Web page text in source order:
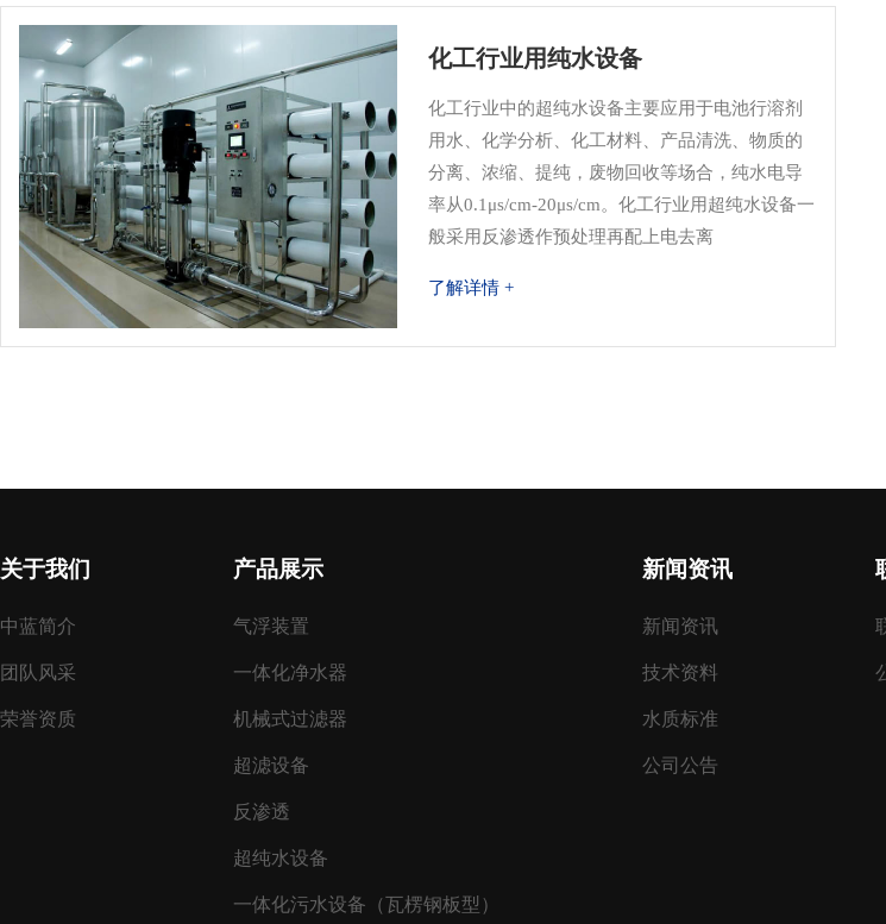
化工行业用纯水设备
化工行业中的超纯水设备主要应用于电池行溶剂
用水、化学分析、化工材料、产品清洗、物质的
分离、浓缩、提纯，废物回收等场合，纯水电导
率从0.1μs/cm-20μs/cm。化工行业用超纯水设备一
般采用反渗透作预处理再配上电去离
了解详情 +
关于我们
中蓝简介
团队风采
荣誉资质
产品展示
气浮装置
一体化净水器
机械式过滤器
超滤设备
反渗透
超纯水设备
一体化污水设备（瓦楞钢板型）
新闻资讯
新闻资讯
技术资料
水质标准
公司公告